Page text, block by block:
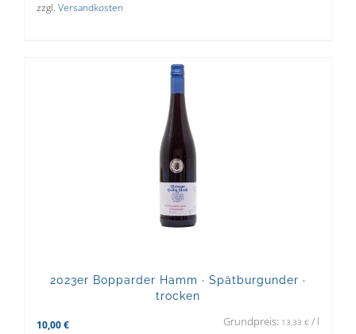
zzgl. Versandkosten
2023er Bopparder Hamm · Spätburgunder ·
trocken
10,00 € Grundpreis: 13,33 € / l